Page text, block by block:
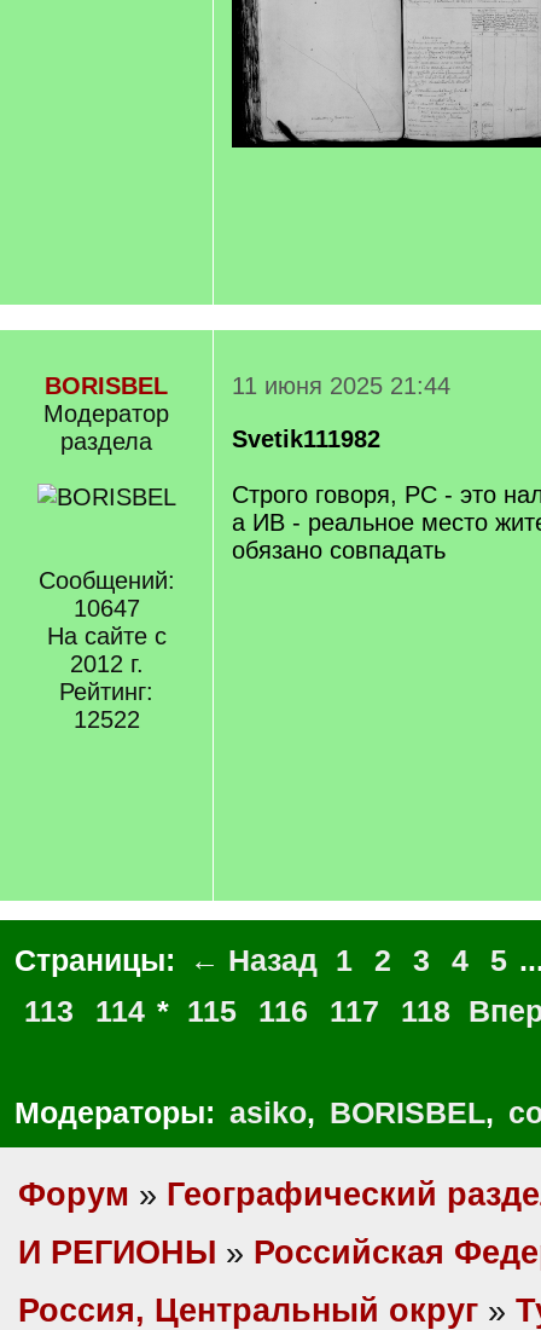
BORISBEL
Модератор
раздела
Сообщений:
10647
На сайте с
2012 г.
Рейтинг:
12522
11 июня 2025 21:44
Svetik111982
Строго говоря, РС - это
а ИВ - реальное место
обязано совпадать
Страницы: ← Назад 1 2 3 4 5
113
114 * 115 116 117 118
Модераторы: asiko, BORISBEL,
Форум » Географический
И РЕГИОНЫ » Российская
Россия, Центральный округ »